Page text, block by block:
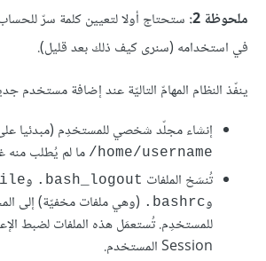
ملحوظة 2:
ستحتاج أولا لتعيين كلمة سرّ
في استخدامه (سنرى كيف ذلك بعد قليل).
ينفّذ النظام المهامّ التاليّة عند إضافة مستخدم
إنشاء مجلّد شخصي للمستخدِم (مبدئيا
home/username/
ما لم يُطلب منه
تُنسَخ الملفات bash_logout. و
وbashrc.
(وهي ملفات مخفيّة) إلى
للمستخدِم. تُستعمَل هذه الملفات لضبط
Session المستخدم.